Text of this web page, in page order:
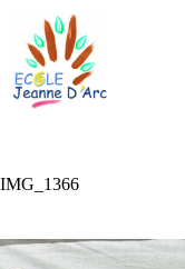
IMG_1366